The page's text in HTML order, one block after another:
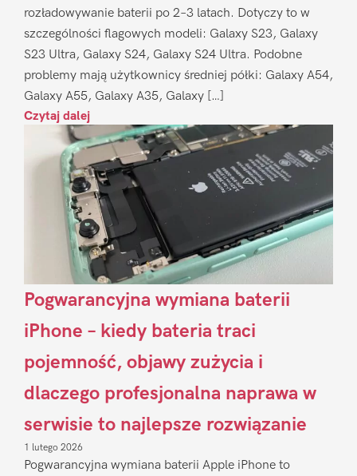
rozładowywanie baterii po 2–3 latach. Dotyczy to w
szczególności flagowych modeli: Galaxy S23, Galaxy
S23 Ultra, Galaxy S24, Galaxy S24 Ultra. Podobne
problemy mają użytkownicy średniej półki: Galaxy A54,
Galaxy A55, Galaxy A35, Galaxy […]
Czytaj dalej
Pogwarancyjna wymiana baterii
iPhone – kiedy bateria traci
pojemność, objawy zużycia i
dlaczego profesjonalna naprawa w
serwisie to najlepsze rozwiązanie
1 lutego 2026
Pogwarancyjna wymiana baterii Apple iPhone to